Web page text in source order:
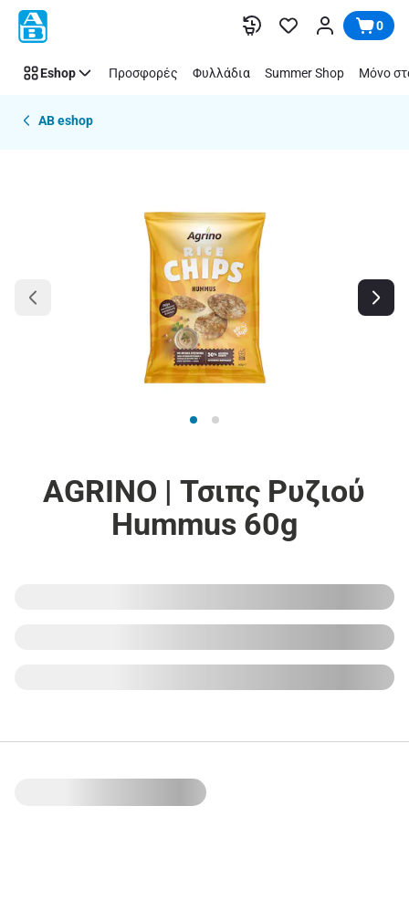
Παράλειψη 0
Eshop Προσφορές Φυλλάδια Summer Shop Μόνο
AB eshop
AGRINO | Τσιπς Ρυζιού
Hummus 60g